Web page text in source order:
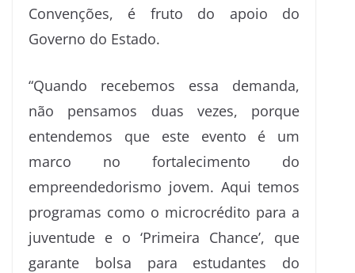
Convenções, é fruto do apoio do
Governo do Estado.
“Quando recebemos essa demanda,
não pensamos duas vezes, porque
entendemos que este evento é um
marco no fortalecimento do
empreendedorismo jovem. Aqui temos
programas como o microcrédito para a
juventude e o ‘Primeira Chance’, que
garante bolsa para estudantes do